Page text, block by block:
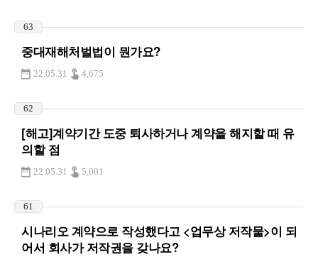
63
중대재해처벌법이 뭔가요?
22.05.31 4,675
62
[해고]계약기간 도중 퇴사하거나 계약을 해지할 때 유
의할 점
22.05.31 5,001
61
시나리오 계약으로 작성했다고 <업무상 저작물>이 되
어서 회사가 저작권을 갖나요?